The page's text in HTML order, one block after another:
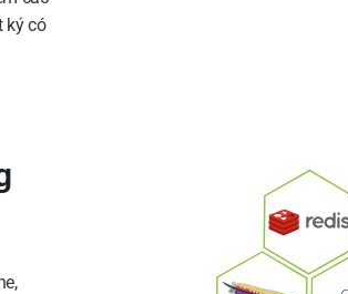
ký có